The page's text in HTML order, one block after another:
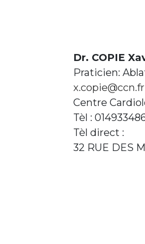
Dr. COPIE
Praticien:
x.copie@ccn.fr
Centre
Tèl :
Tèl direct :
32 RUE DES